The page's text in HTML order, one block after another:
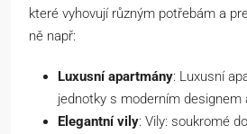
které vyhovují různým potřebám a
ně např:
Luxusní apartmány: Luxusní
jednotky s moderním designem
Elegantní vily: Vily: soukromé